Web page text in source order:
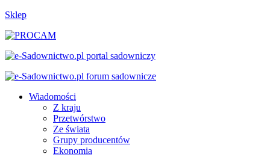
Sklep
Wiadomości
Z kraju
Przetwórstwo
Ze świata
Grupy producentów
Ekonomia